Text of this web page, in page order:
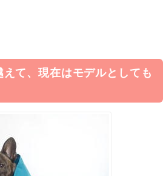
て、現在はモデルとしても